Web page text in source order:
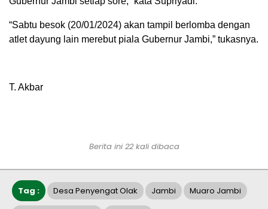
“Sabtu besok (20/01/2024) akan tampil berlomba dengan
atlet dayung lain merebut piala Gubernur Jambi,” tukasnya.
T. Akbar
Berita ini 22 kali dibaca
Tag : Desa Penyengat Olak Jambi Muaro Jambi